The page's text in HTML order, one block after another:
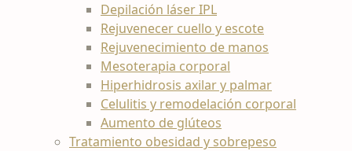
Depilación láser IPL
Rejuvenecer cuello y escote
Rejuvenecimiento de manos
Mesoterapia corporal
Hiperhidrosis axilar y palmar
Celulitis y remodelación corporal
Aumento de glúteos
Tratamiento obesidad y sobrepeso